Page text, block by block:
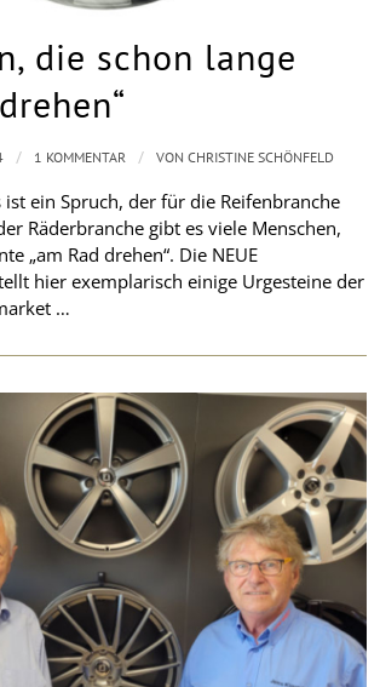
die schon lange
ein Spruch, der für die Reifenbranche
Räderbranche gibt es viele Menschen,
„am Rad drehen“. Die NEUE
hier exemplarisch einige Urgesteine der
…
/ 1 KOMMENTAR / VONCHRISTINE SCHÖNFELD